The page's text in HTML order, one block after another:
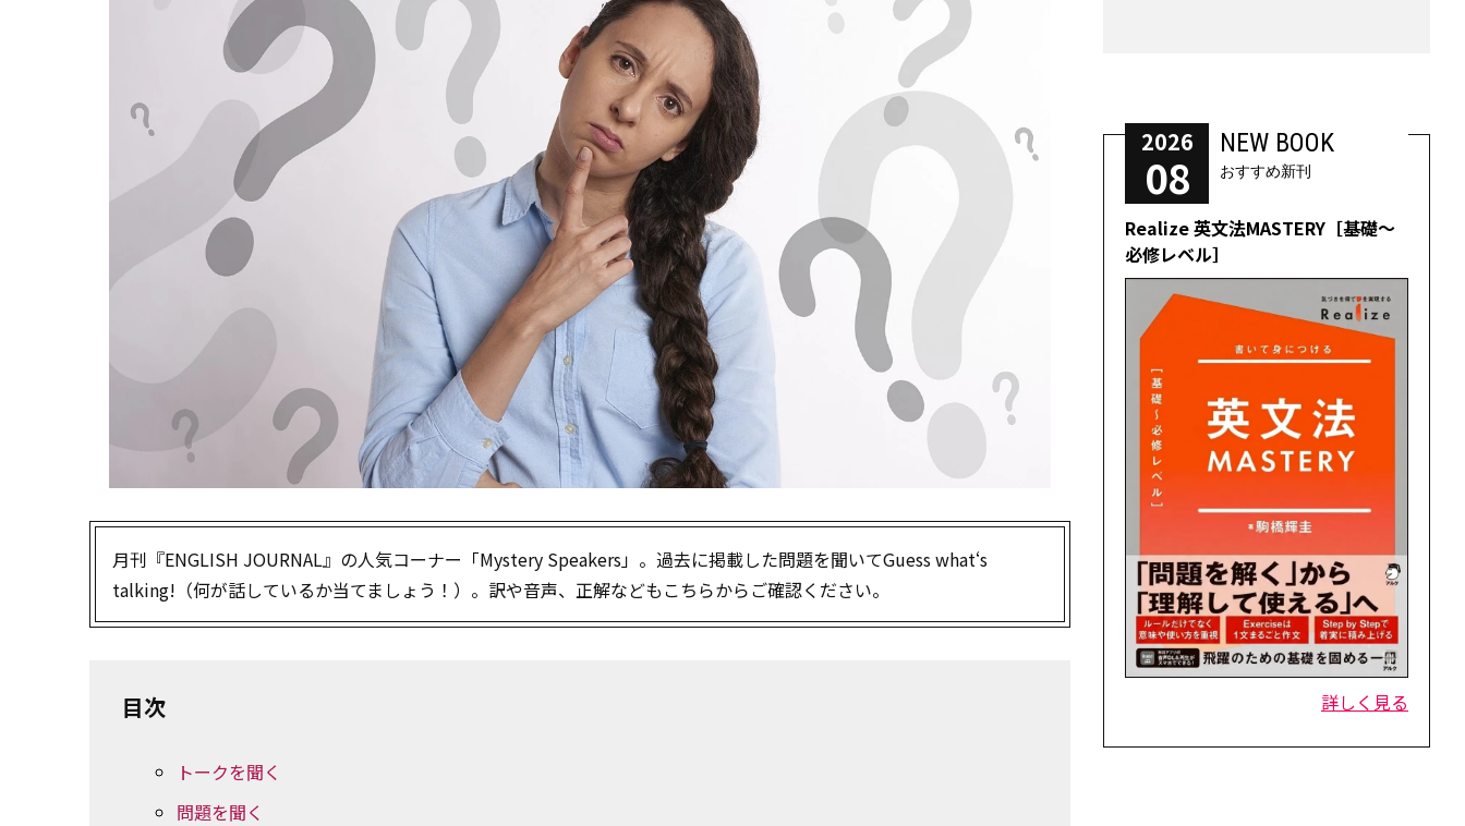
月刊『ENGLISH JOURNAL』の人気コーナー「Mystery Speakers」。過去に掲載した問題を聞いてGuess what‘s
talking!（何が話しているか当てましょう！）。訳や音声、正解などもこちらからご確認ください。
目次
トークを聞く
問題を聞く
2026
08
NEW BOOK
おすすめ新刊
Realize 英文法MASTERY［基礎～
必修レベル］
詳しく見る